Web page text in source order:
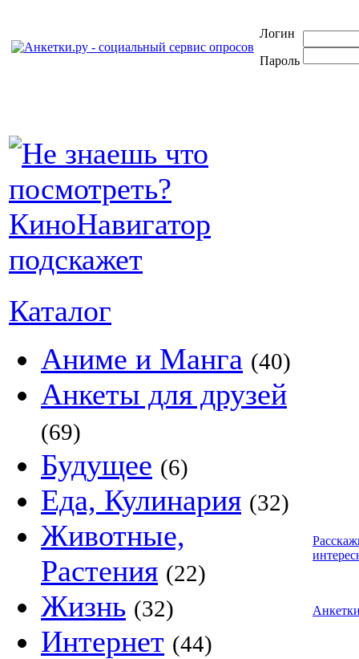
Логин
Пароль
Каталог
Аниме и Манга (40)
Анкеты для друзей
(69)
Будущее (6)
Еда, Кулинария (32)
Животные,
Растения (22)
Жизнь (32)
Интернет (44)